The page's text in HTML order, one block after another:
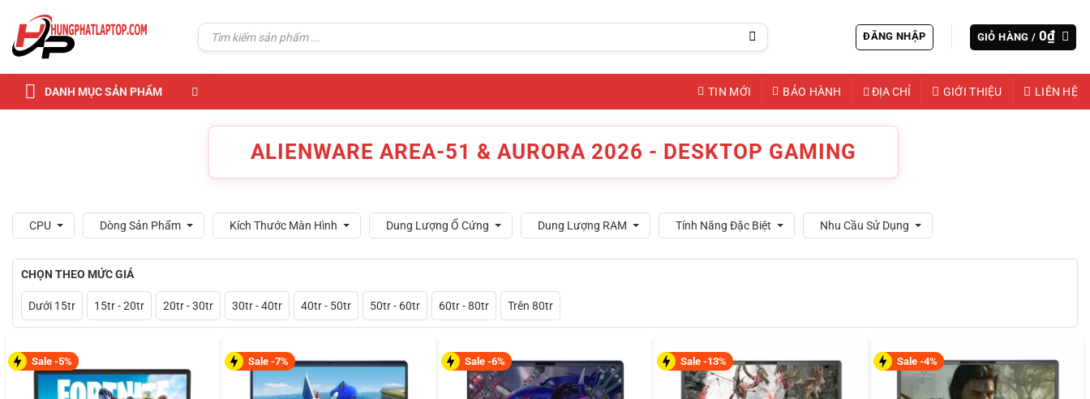
content
Tìm
kiếm:
ĐĂNG NHẬP GIỎ HÀNG / 0₫
DANH MỤC SẢN PHẨM TIN MỚI BẢO HÀNH ĐỊA CHỈ GIỚI THIỆU LIÊN HỆ
ALIENWARE AREA-51 & AURORA 2026 - DESKTOP GAMING
CPU Dòng Sản Phẩm Kích Thước Màn Hình Dung Lượng Ổ Cứng Dung Lượng RAM Tính Năng Đặc Biệt Nhu Cầu Sử Dụng
CHỌN THEO MỨC GIÁ
Dưới 15tr 15tr - 20tr 20tr - 30tr 30tr - 40tr 40tr - 50tr 50tr - 60tr 60tr - 80tr Trên 80tr
Sale -5% Sale -7% Sale -6% Sale -13% Sale -4%